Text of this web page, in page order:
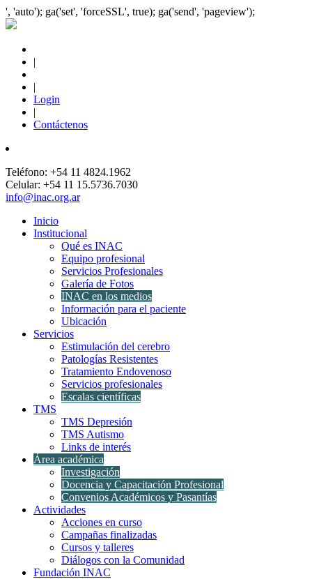
', 'auto'); ga('set', 'forceSSL', true); ga('send', 'pageview');
|
|
Login
|
Contáctenos
Teléfono: +54 11 4824.1962
Celular: +54 11 15.5736.7030
info@inac.org.ar
Inicio
Institucional
Qué es INAC
Equipo profesional
Servicios Profesionales
Galería de Fotos
INAC en los medios
Información para el paciente
Ubicación
Servicios
Estimulación del cerebro
Patologías Resistentes
Tratamiento Endovenoso
Servicios profesionales
Escalas científicas
TMS
TMS Depresión
TMS Autismo
Links de interés
Área académica
Investigación
Docencia y Capacitación Profesional
Convenios Académicos y Pasantías
Actividades
Acciones en curso
Campañas finalizadas
Cursos y talleres
Diálogos con la Comunidad
Fundación INAC